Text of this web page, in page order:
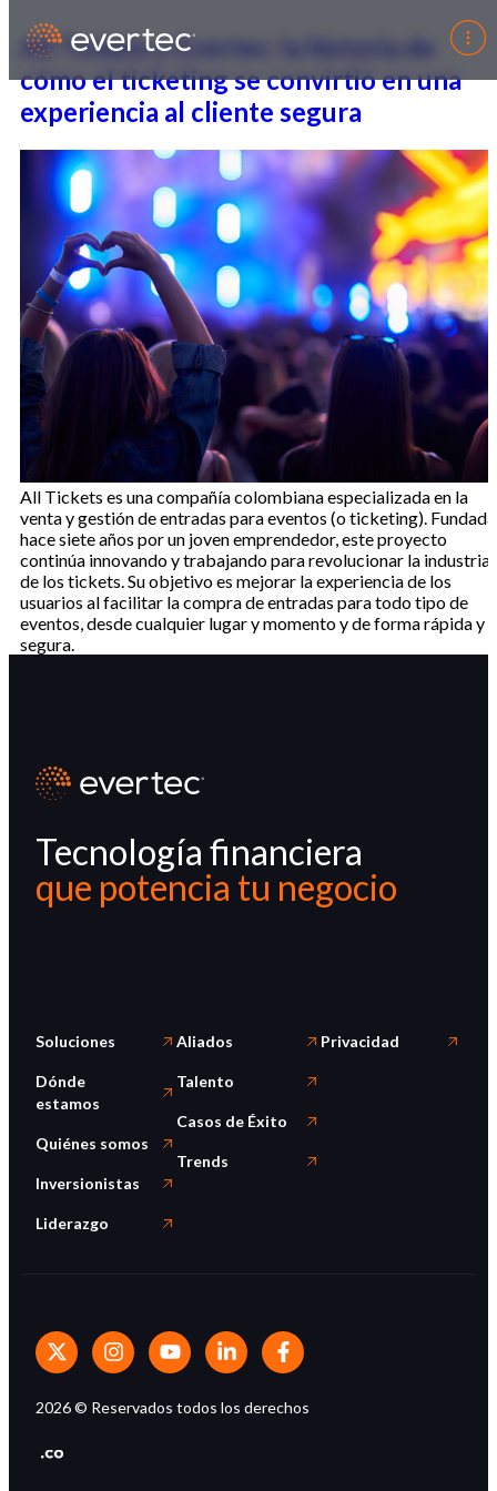
All Tickets y Evertec: la historia de
cómo el ticketing se convirtió en una
experiencia al cliente segura
All Tickets es una compañía colombiana especializada en la
venta y gestión de entradas para eventos (o ticketing). Fundada
hace siete años por un joven emprendedor, este proyecto
continúa innovando y trabajando para revolucionar la industria
de los tickets. Su objetivo es mejorar la experiencia de los
usuarios al facilitar la compra de entradas para todo tipo de
eventos, desde cualquier lugar y momento y de forma rápida y
segura.
Tecnología financiera
que potencia tu negocio
Soluciones
Dónde
estamos
Quiénes somos
Inversionistas
Liderazgo
Aliados
Talento
Casos de Éxito
Trends
Privacidad
2026© Reservados todos los derechos